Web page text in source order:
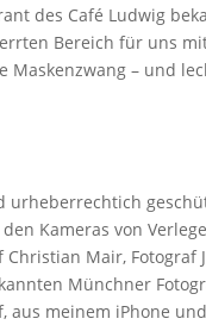
des Café Ludwig
Bereich für uns
Maskenzwang – und
urheberrechtich
Kameras von
Christian Mair, Fotograf
Münchner
aus meinem iPhone